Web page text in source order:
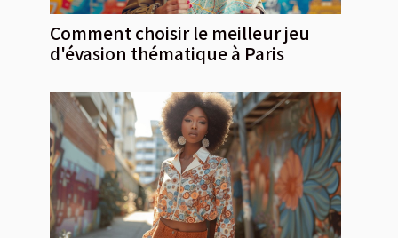
Comment choisir le meilleur jeu
d'évasion thématique à Paris